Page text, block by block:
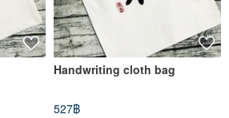
Handwriting cloth bag
527฿